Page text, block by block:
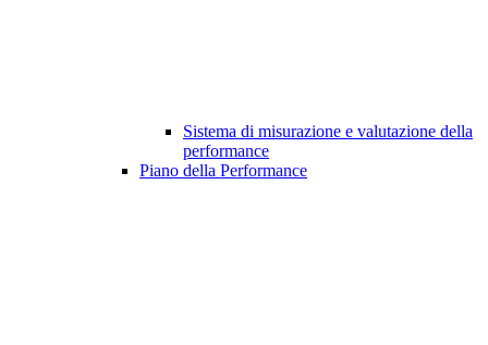
Sistema di misurazione e valutazione della
performance
Piano della Performance